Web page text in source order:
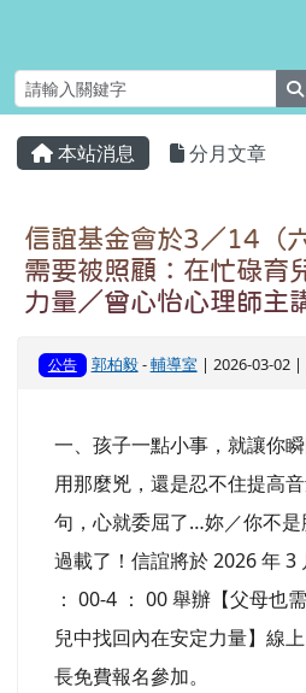
主內容區域
本站消息 分月文章
信誼基金會於3／14（
需要被照顧：在忙碌育
力量／曾心怡心理師主
公告 郭柏毅-輔導室 | 2026-03-02
一、孩子一點小事，就讓你
用那麼兇，還是忍不住提高
句，心就委屈了…妳／你不
過載了！信誼將於 2026 年 3
： 00-4 ： 00 舉辦【父母也
兒中找回內在安定力量】線
長免費報名參加。
頁尾區域